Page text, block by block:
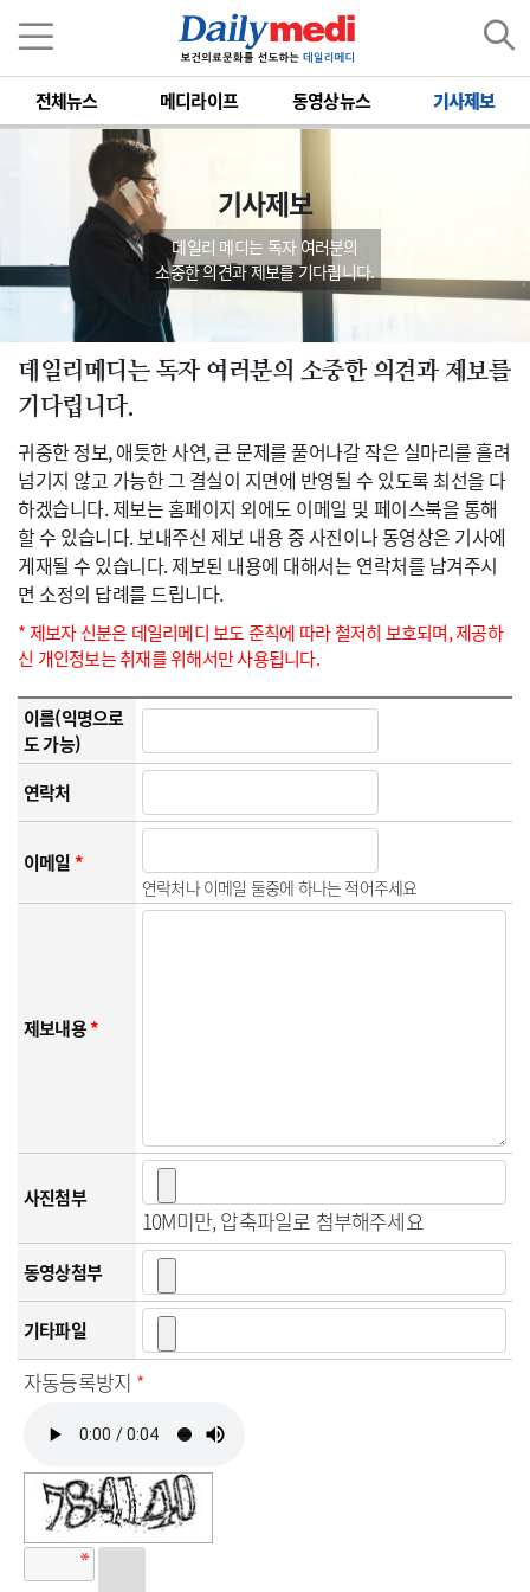
전체뉴스 메디라이프 동영상뉴스 기사제보
기사제보
데일리 메디는 독자 여러분의
소중한 의견과 제보를 기다립니다.
데일리메디는 독자 여러분의 소중한 의견과 제보를
기다립니다.
귀중한 정보, 애틋한 사연, 큰 문제를 풀어나갈 작은 실마리를 흘려
넘기지 않고 가능한 그 결실이 지면에 반영될 수 있도록 최선을 다
하겠습니다. 제보는 홈페이지 외에도 이메일 및 페이스북을 통해
할 수 있습니다. 보내주신 제보 내용 중 사진이나 동영상은 기사에
게재될 수 있습니다. 제보된 내용에 대해서는 연락처를 남겨주시
면 소정의 답례를 드립니다.
* 제보자 신분은 데일리메디 보도 준칙에 따라 철저히 보호되며, 제공하
신 개인정보는 취재를 위해서만 사용됩니다.
이름(익명으로
도 가능)
연락처
이메일*
연락처나 이메일 둘중에 하나는 적어주세요
제보내용*
사진첨부
10M미만, 압축파일로 첨부해주세요
동영상첨부
기타파일
자동등록방지 *